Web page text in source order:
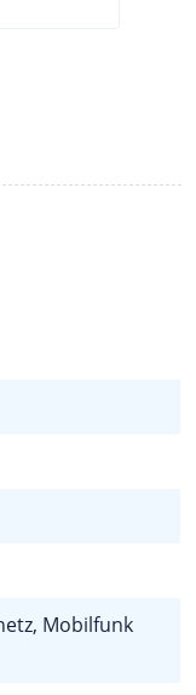
Mobilfunk